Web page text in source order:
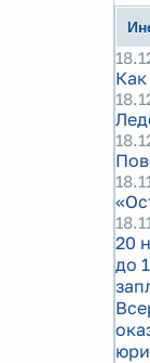
20
до